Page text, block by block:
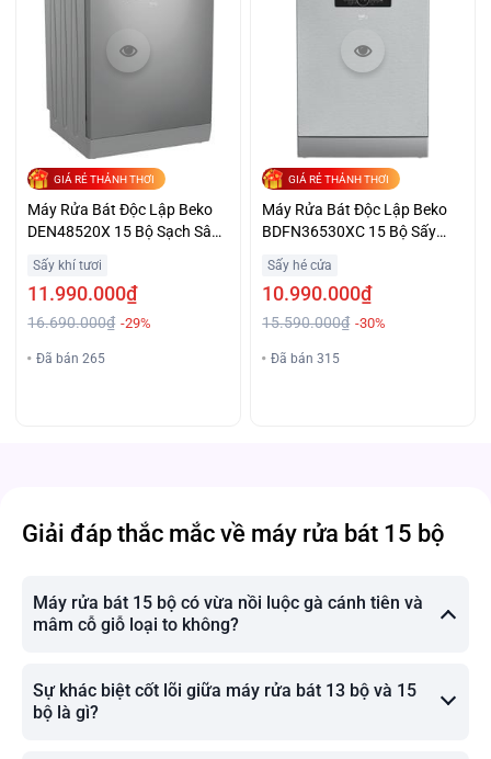
GIÁ RẺ THẢNH THƠI
Máy Rửa Bát Độc Lập Beko
DEN48520X 15 Bộ Sạch Sâu
Giá Tốt
Sấy khí tươi
11.990.000₫
16.690.000₫ -29%
Đã bán 265
GIÁ RẺ THẢNH THƠI
Máy Rửa Bát Độc Lập Beko
BDFN36530XC 15 Bộ Sấy
Khô Giá Yêu
Sấy hé cửa
10.990.000₫
15.590.000₫ -30%
Đã bán 315
Giải đáp thắc mắc về máy rửa bát 15 bộ
Máy rửa bát 15 bộ có vừa nồi luộc gà cánh tiên và
mâm cỗ giỗ loại to không?
Sự khác biệt cốt lõi giữa máy rửa bát 13 bộ và 15
bộ là gì?